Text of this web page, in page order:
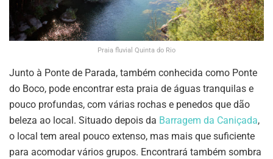
Praia fluvial Quinta do Rio
Junto à Ponte de Parada, também conhecida como Ponte
do Boco, pode encontrar esta praia de águas tranquilas e
pouco profundas, com várias rochas e penedos que dão
beleza ao local. Situado depois da Barragem da Caniçada,
o local tem areal pouco extenso, mas mais que suficiente
para acomodar vários grupos. Encontrará também sombra